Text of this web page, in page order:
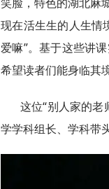
现在活生生的人生情
爱嘛”。基于这些讲
希望读者们能身临其
这位“别人家的
学学科组长、学科带头